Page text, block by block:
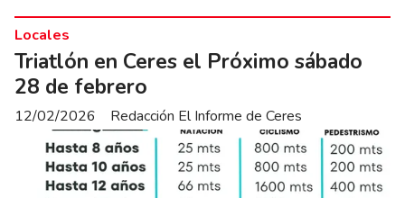
Triatlón en Ceres el Próximo sábado
28 de febrero
Redacción El Informe de Ceres
Locales
12/02/2026